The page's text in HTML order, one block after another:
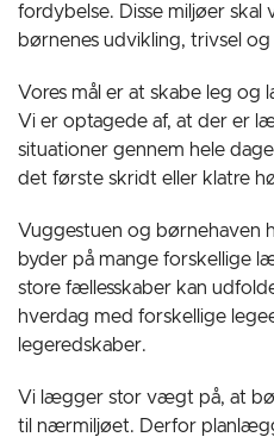
fordybelse. Disse miljøer
børnenes udvikling, trivsel
Vores mål er at skabe leg
Vi er optagede af, at der er
situationer gennem hele
det første skridt eller klatre
Vuggestuen og børnehaven
byder på mange forskellige
store fællesskaber kan
hverdag med forskellige
legeredskaber.
Vi lægger stor vægt på, at
til nærmiljøet. Derfor